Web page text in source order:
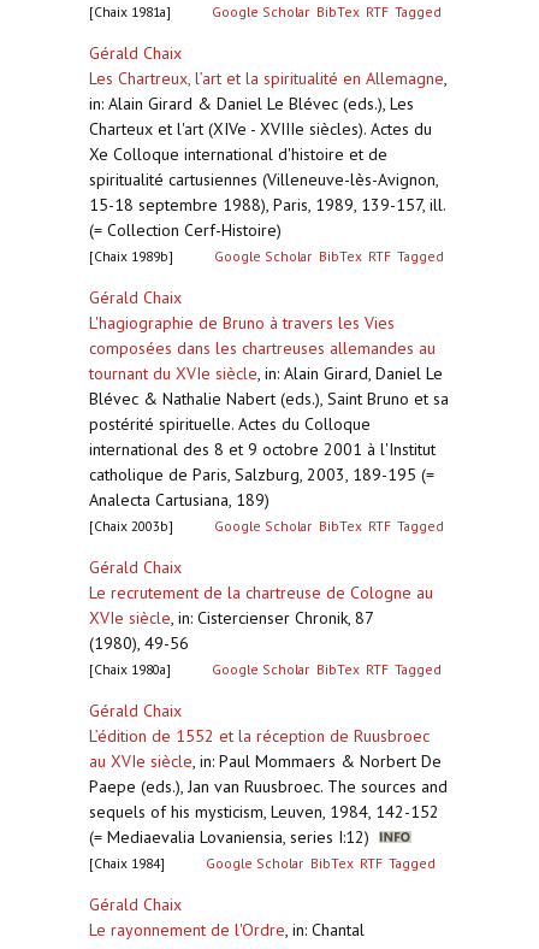
[Chaix 1981a] Google Scholar BibTex RTF Tagged
Gérald Chaix
Les Chartreux, l’art et la spiritualité en Allemagne,
in: Alain Girard & Daniel Le Blévec (eds.), Les
Charteux et l'art (XIVe - XVIIIe siècles). Actes du
Xe Colloque international d'histoire et de
spiritualité cartusiennes (Villeneuve-lès-Avignon,
15-18 septembre 1988), Paris, 1989, 139-157, ill.
(= Collection Cerf-Histoire)
[Chaix 1989b] Google Scholar BibTex RTF Tagged
Gérald Chaix
L'hagiographie de Bruno à travers les Vies
composées dans les chartreuses allemandes au
tournant du XVIe siècle, in: Alain Girard, Daniel Le
Blévec & Nathalie Nabert (eds.), Saint Bruno et sa
postérité spirituelle. Actes du Colloque
international des 8 et 9 octobre 2001 à l'Institut
catholique de Paris, Salzburg, 2003, 189-195 (=
Analecta Cartusiana, 189)
[Chaix 2003b] Google Scholar BibTex RTF Tagged
Gérald Chaix
Le recrutement de la chartreuse de Cologne au
XVIe siècle, in: Cistercienser Chronik, 87
(1980), 49-56
[Chaix 1980a] Google Scholar BibTex RTF Tagged
Gérald Chaix
L’édition de 1552 et la réception de Ruusbroec
au XVIe siècle, in: Paul Mommaers & Norbert De
Paepe (eds.), Jan van Ruusbroec. The sources and
sequels of his mysticism, Leuven, 1984, 142-152
(= Mediaevalia Lovaniensia, series I:12)
[Chaix 1984] Google Scholar BibTex RTF Tagged
Gérald Chaix
Le rayonnement de l'Ordre, in: Chantal